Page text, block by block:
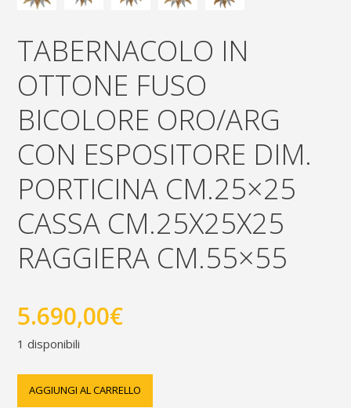
TABERNACOLO IN
OTTONE FUSO
BICOLORE ORO/ARG
CON ESPOSITORE DIM.
PORTICINA CM.25×25
CASSA CM.25X25X25
RAGGIERA CM.55×55
5.690,00€
1 disponibili
tabernacolo
AGGIUNGI AL CARRELLO